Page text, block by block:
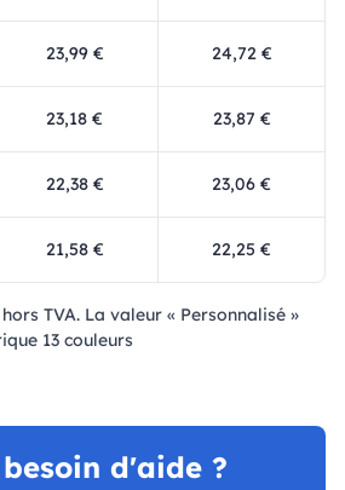
23,99 € 24,72 €
23,18 € 23,87 €
22,38 € 23,06 €
21,58 € 22,25 €
TVA. La valeur « Personnalisé »
13 couleurs
d'aide ?